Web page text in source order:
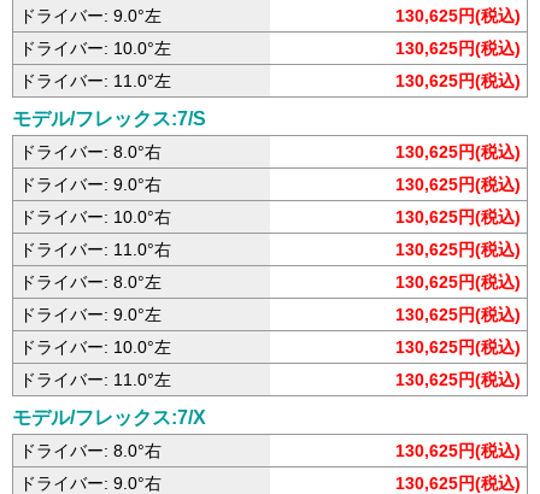
ドライバー: 9.0°左
130,625円(税込)
ドライバー: 10.0°左
130,625円(税込)
ドライバー: 11.0°左
130,625円(税込)
モデル/フレックス:7/S
ドライバー: 8.0°右
130,625円(税込)
ドライバー: 9.0°右
130,625円(税込)
ドライバー: 10.0°右
130,625円(税込)
ドライバー: 11.0°右
130,625円(税込)
ドライバー: 8.0°左
130,625円(税込)
ドライバー: 9.0°左
130,625円(税込)
ドライバー: 10.0°左
130,625円(税込)
ドライバー: 11.0°左
130,625円(税込)
モデル/フレックス:7/X
ドライバー: 8.0°右
130,625円(税込)
ドライバー: 9.0°右
130,625円(税込)